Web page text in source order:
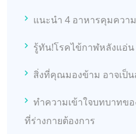
แนะนำ 4 อาหารคุมคว
รู้ทัน!โรคไข้กาฬหลังแอ่น
สิ่งที่คุณมองข้าม อาจเป็
ทำความเข้าใจบทบาทข
ที่ร่างกายต้องการ